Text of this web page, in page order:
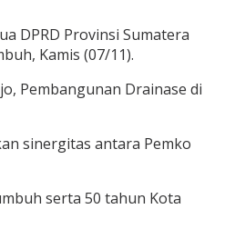
DPRD Provinsi Sumatera
Kamis (07/11).
Pembangunan Drainase di
sinergitas antara Pemko
serta 50 tahun Kota